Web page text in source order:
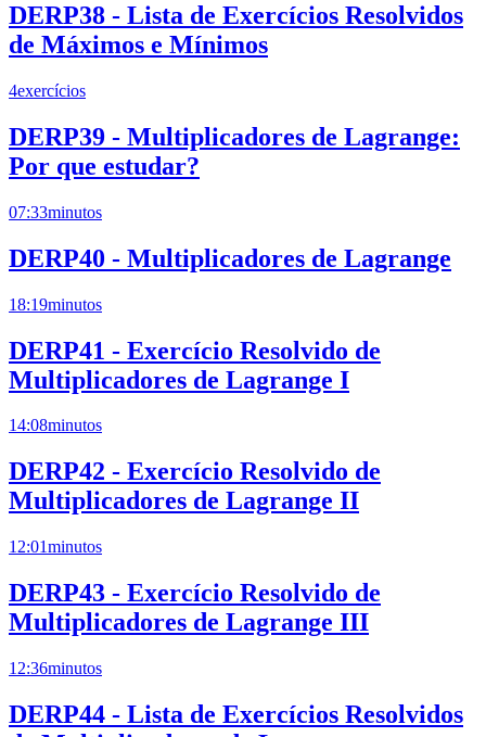
DERP38 - Lista de Exercícios Resolvidos
de Máximos e Mínimos
4exercícios
DERP39 - Multiplicadores de Lagrange:
Por que estudar?
07:33minutos
DERP40 - Multiplicadores de Lagrange
18:19minutos
DERP41 - Exercício Resolvido de
Multiplicadores de Lagrange I
14:08minutos
DERP42 - Exercício Resolvido de
Multiplicadores de Lagrange II
12:01minutos
DERP43 - Exercício Resolvido de
Multiplicadores de Lagrange III
12:36minutos
DERP44 - Lista de Exercícios Resolvidos